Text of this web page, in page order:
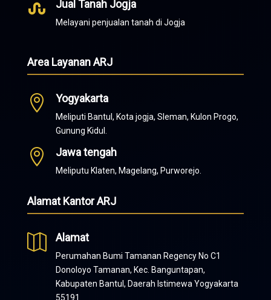
 Jual Tanah Jogja
Melayani penjualan tanah di Jogja
Area Layanan ARJ
 Yogyakarta
Meliputi Bantul, Kota jogja, Sleman, Kulon Progo,
Gunung Kidul.
 Jawa tengah
Meliputu Klaten, Magelang, Purworejo.
Alamat Kantor ARJ
 Alamat
Perumahan Bumi Tamanan Regency No C1
Donoloyo Tamanan, Kec. Banguntapan,
Kabupaten Bantul, Daerah Istimewa Yogyakarta
55191